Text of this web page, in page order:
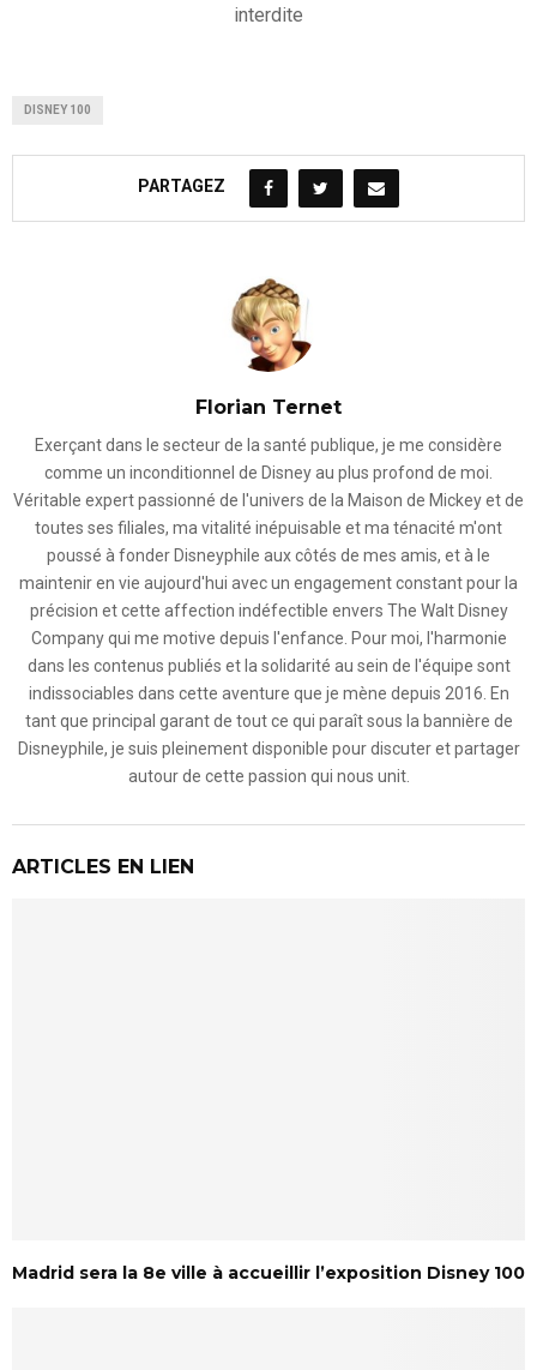
interdite
DISNEY 100
PARTAGEZ
Florian Ternet
Exerçant dans le secteur de la santé publique, je me considère
comme un inconditionnel de Disney au plus profond de moi.
Véritable expert passionné de l'univers de la Maison de Mickey et de
toutes ses filiales, ma vitalité inépuisable et ma ténacité m'ont
poussé à fonder Disneyphile aux côtés de mes amis, et à le
maintenir en vie aujourd'hui avec un engagement constant pour la
précision et cette affection indéfectible envers The Walt Disney
Company qui me motive depuis l'enfance. Pour moi, l'harmonie
dans les contenus publiés et la solidarité au sein de l'équipe sont
indissociables dans cette aventure que je mène depuis 2016. En
tant que principal garant de tout ce qui paraît sous la bannière de
Disneyphile, je suis pleinement disponible pour discuter et partager
autour de cette passion qui nous unit.
ARTICLES EN LIEN
Madrid sera la 8e ville à accueillir l’exposition Disney 100